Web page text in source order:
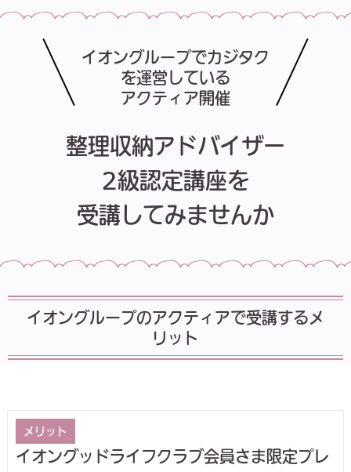
イオングループでカジタク
を運営している
アクティア開催
整理収納アドバイザー
2級認定講座を
受講してみませんか
イオングループのアクティアで受講するメ
リット
メリット
イオングッドライフクラブ会員さま限定プレ